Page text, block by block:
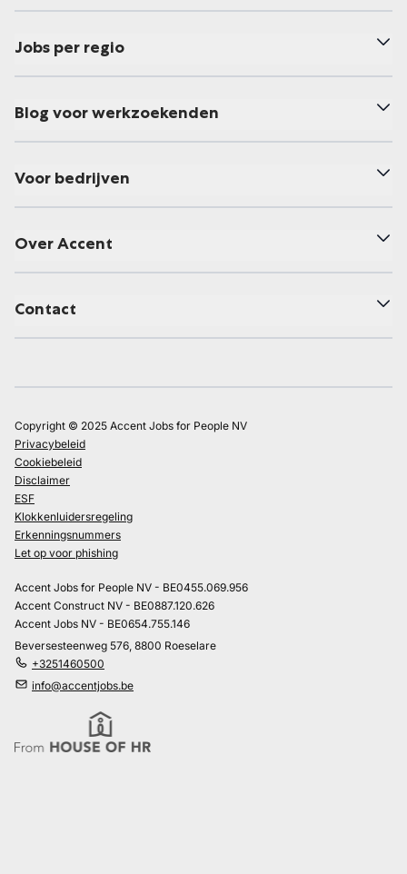
Jobs per regio
Blog voor werkzoekenden
Voor bedrijven
Over Accent
Contact
Copyright © 2025 Accent Jobs for People NV
Privacybeleid
Cookiebeleid
Disclaimer
ESF
Klokkenluidersregeling
Erkenningsnummers
Let op voor phishing
Accent Jobs for People NV - BE0455.069.956
Accent Construct NV - BE0887.120.626
Accent Jobs NV - BE0654.755.146
Beversesteenweg 576, 8800 Roeselare
+3251460500
info@accentjobs.be